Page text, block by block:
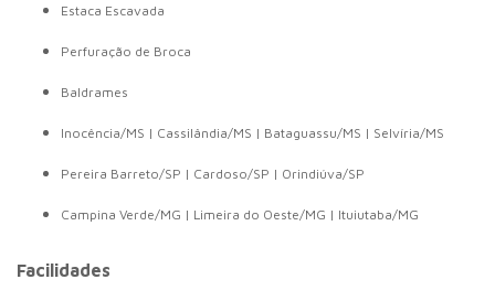
Estaca Escavada
Perfuração de Broca
Baldrames
Inocência/MS | Cassilândia/MS | Bataguassu/MS | Selvíria/MS
Pereira Barreto/SP | Cardoso/SP | Orindiúva/SP
Campina Verde/MG | Limeira do Oeste/MG | Ituiutaba/MG
Facilidades